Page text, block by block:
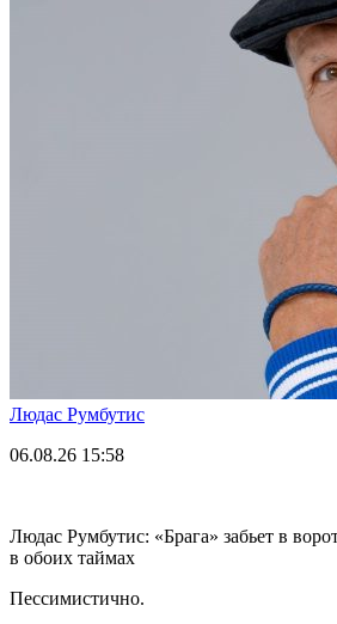
Людас Румбутис
06.08.26 15:58
Людас Румбутис: «Брага» забьет в
в обоих таймах
Пессимистично.